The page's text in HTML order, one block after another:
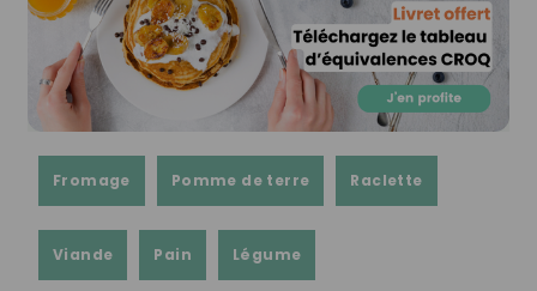
Fromage Pomme de terre Raclette
Viande Pain Légume